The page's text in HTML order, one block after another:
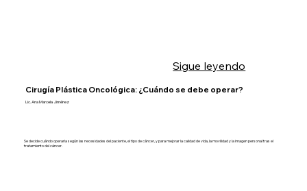
Sigue leyendo
Cirugía Plástica Oncológica: ¿Cuándo se debe operar?
Lic. Ana Marcela Jiménez
Se decide cuándo operarla según las necesidades del paciente, el tipo de cáncer, y para mejorar la calidad de vida, la movilidad y la imagen personal tras el
tratamiento del cáncer.